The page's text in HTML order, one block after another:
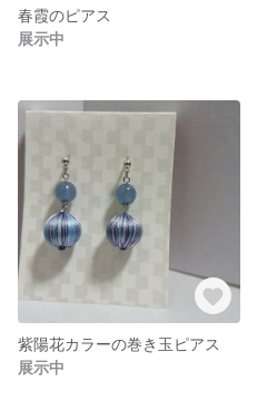
春霞のピアス
展示中
紫陽花カラーの巻き玉ピアス
展示中